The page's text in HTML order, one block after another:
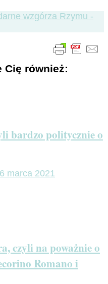
wzgórza Rzymu -
Cię również:
bardzo politycznie o
6 marca 2021
czyli na poważnie o
Romano i